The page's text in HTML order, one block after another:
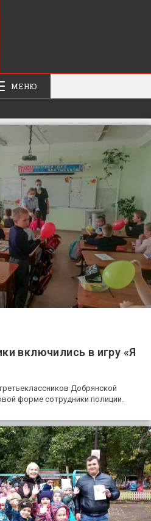
МЕНЮ
включились в игру «Я
Добрянской
форме сотрудники полиции.